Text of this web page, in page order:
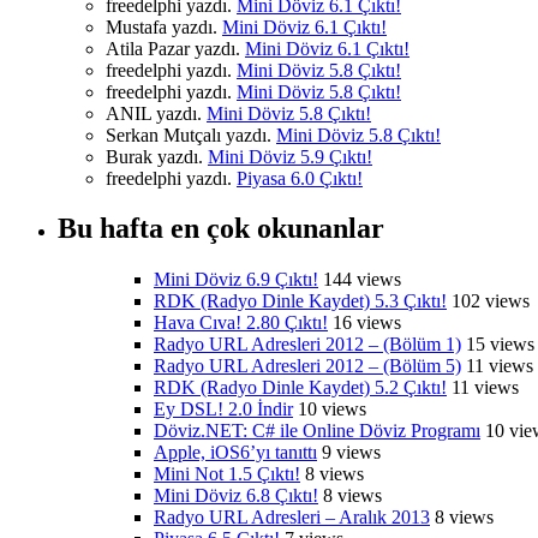
freedelphi yazdı. Mini Döviz 6.1 Çıktı!
Mustafa yazdı. Mini Döviz 6.1 Çıktı!
Atila Pazar yazdı. Mini Döviz 6.1 Çıktı!
freedelphi yazdı. Mini Döviz 5.8 Çıktı!
freedelphi yazdı. Mini Döviz 5.8 Çıktı!
ANIL yazdı. Mini Döviz 5.8 Çıktı!
Serkan Mutçalı yazdı. Mini Döviz 5.8 Çıktı!
Burak yazdı. Mini Döviz 5.9 Çıktı!
freedelphi yazdı. Piyasa 6.0 Çıktı!
Bu hafta en çok okunanlar
Mini Döviz 6.9 Çıktı! 144 views
RDK (Radyo Dinle Kaydet) 5.3 Çıktı! 102 views
Hava Cıva! 2.80 Çıktı! 16 views
Radyo URL Adresleri 2012 – (Bölüm 1) 15 views
Radyo URL Adresleri 2012 – (Bölüm 5) 11 views
RDK (Radyo Dinle Kaydet) 5.2 Çıktı! 11 views
Ey DSL! 2.0 İndir 10 views
Döviz.NET: C# ile Online Döviz Programı 10
Apple, iOS6’yı tanıttı 9 views
Mini Not 1.5 Çıktı! 8 views
Mini Döviz 6.8 Çıktı! 8 views
Radyo URL Adresleri – Aralık 2013 8 views